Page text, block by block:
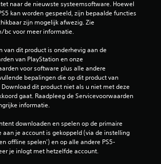
6
e
o
naar de nieuwste systeemsoftware. Hoewel
kan worden gespeeld, zijn bepaalde functies
zijn mogelijk afwezig. Zie
bc voor meer informatie.
van dit product is onderhevig aan de
van PlayStation en onze
voor software plus alle andere
bepalingen die op dit product van
dit product niet als u niet met deze
gaat. Raadpleeg de Servicevoorwaarden
informatie.
downloaden en spelen op de primaire
aan je account is gekoppeld (via de instelling
offline spelen') en op alle andere PS5-
je inlogt met hetzelfde account.